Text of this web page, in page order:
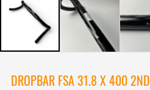
DROPBAR FSA 31.8 X 400 2ND